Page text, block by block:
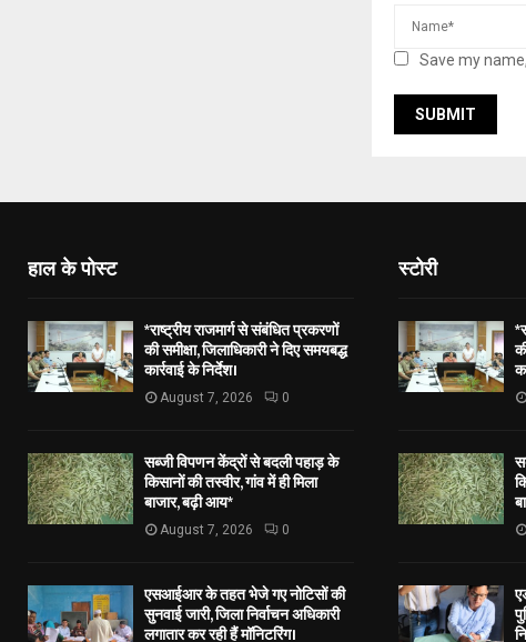
Save my
हाल के पोस्ट
*राष्ट्रीय राजमार्ग से संबंधित प्रकरणों
की समीक्षा, जिलाधिकारी ने दिए समयबद्ध
कार्रवाई के निर्देश।
August 7, 2026 0
सब्जी विपणन केंद्रों से बदली पहाड़ के
किसानों की तस्वीर, गांव में ही मिला
बाजार, बढ़ी आय*
August 7, 2026 0
एसआईआर के तहत भेजे गए नोटिसों की
सुनवाई जारी, जिला निर्वाचन अधिकारी
लगातार कर रही हैं मॉनिटरिंग।
स्टोरी